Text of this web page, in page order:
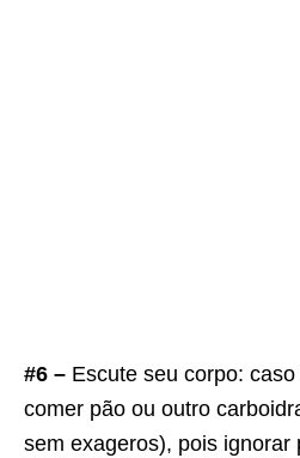
#6 – Escute seu corpo:
comer pão ou outro
sem exageros), pois ignorar